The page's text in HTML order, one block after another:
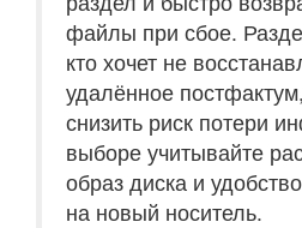
файлы при сбое.
кто хочет не
удалённое
снизить риск потери
выборе учитывайте
образ диска и
на новый носитель.